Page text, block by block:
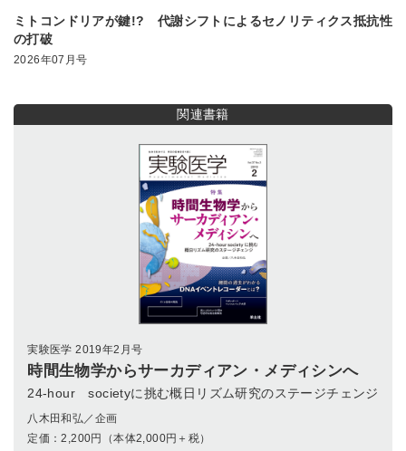
ミトコンドリアが鍵!? 代謝シフトによるセノリティクス抵抗性
の打破
2026年07月号
関連書籍
実験医学 2019年2月号
時間生物学からサーカディアン・メディシンへ
24-hour societyに挑む概日リズム研究のステージチェンジ
八木田和弘／企画
定価：2,200円（本体2,000円＋税）